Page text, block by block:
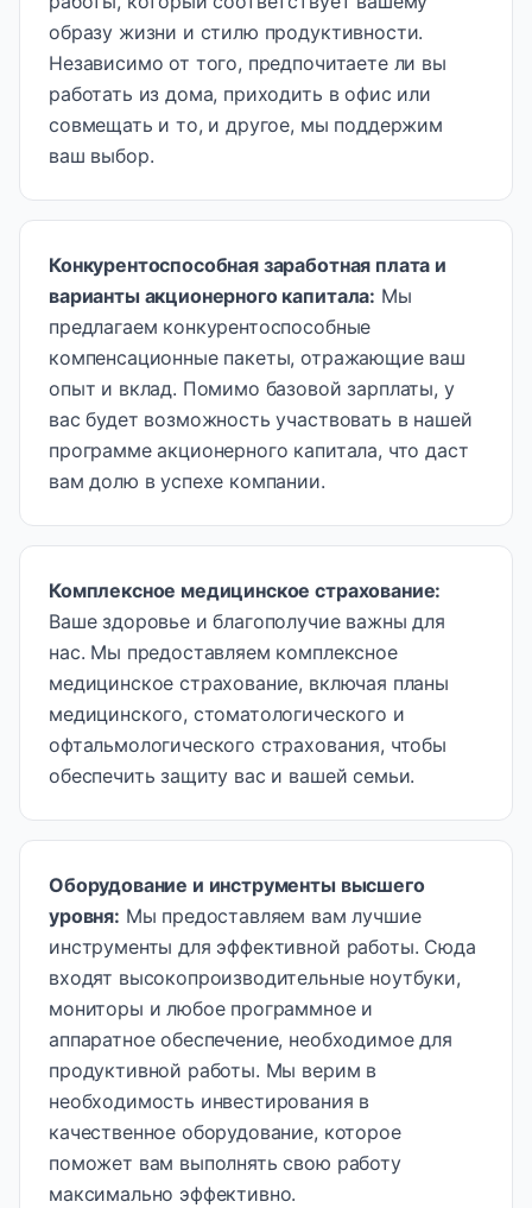
образу жизни и стилю продуктивности.
Независимо от того, предпочитаете ли вы
работать из дома, приходить в офис или
совмещать и то, и другое, мы поддержим
ваш выбор.
Конкурентоспособная заработная плата и
варианты акционерного капитала: Мы
предлагаем конкурентоспособные
компенсационные пакеты, отражающие ваш
опыт и вклад. Помимо базовой зарплаты, у
вас будет возможность участвовать в нашей
программе акционерного капитала, что даст
вам долю в успехе компании.
Комплексное медицинское страхование:
Ваше здоровье и благополучие важны для
нас. Мы предоставляем комплексное
медицинское страхование, включая планы
медицинского, стоматологического и
офтальмологического страхования, чтобы
обеспечить защиту вас и вашей семьи.
Оборудование и инструменты высшего
уровня: Мы предоставляем вам лучшие
инструменты для эффективной работы. Сюда
входят высокопроизводительные ноутбуки,
мониторы и любое программное и
аппаратное обеспечение, необходимое для
продуктивной работы. Мы верим в
необходимость инвестирования в
качественное оборудование, которое
поможет вам выполнять свою работу
максимально эффективно.